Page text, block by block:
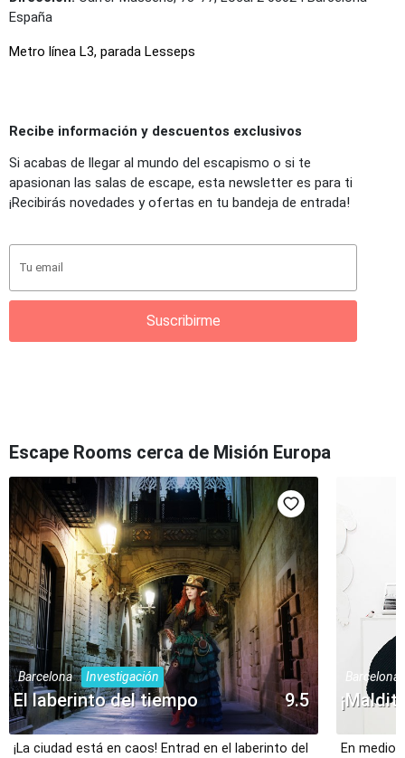
España
Metro línea L3, parada Lesseps
Recibe información y descuentos exclusivos
Si acabas de llegar al mundo del escapismo o si te
apasionan las salas de escape, esta newsletter es para ti
¡Recibirás novedades y ofertas en tu bandeja de entrada!
Suscribirme
Escape Rooms cerca de Misión Europa
Barcelona Investigación
El laberinto del tiempo 9.5
¡La ciudad está en caos! Entrad en el laberinto del
Barcelona
En medio